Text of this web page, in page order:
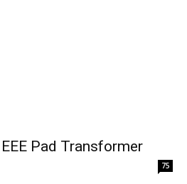
Pad Transformer
75